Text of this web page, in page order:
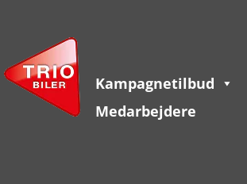
Kampagnetilbud
Medarbejdere